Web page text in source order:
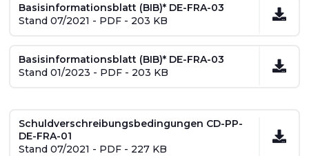
Basisinformationsblatt (BIB)* DE-FRA-03
Stand 07/2021 - PDF - 203 KB
Basisinformationsblatt (BIB)* DE-FRA-03
Stand 01/2023 - PDF - 203 KB
Schuldverschreibungsbedingungen CD-PP-
DE-FRA-01
Stand 07/2021 - PDF - 227 KB